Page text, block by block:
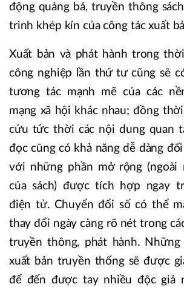
động quảng bá, truyền thông
trình khép kín của công tác xuất
Xuất bản và phát hành trong
công nghiệp lần thứ tư cũng sẽ
tương tác mạnh mẽ của các
mạng xã hội khác nhau; đồng
cứu tức thời các nội dung quan
đọc cũng có khả năng dễ dàng
với những phần mở rộng (ngoài
của sách) được tích hợp ngay
điện tử. Chuyển đổi số có thể
thay đổi ngày càng rõ nét trong
truyền thông, phát hành. Những
xuất bản truyền thống sẽ được
để đến được tay nhiều độc giả